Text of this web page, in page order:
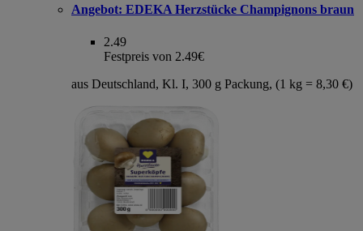
Angebot: EDEKA Herzstücke Champignons braun
2.49
Festpreis von 2.49€
aus Deutschland, Kl. I, 300 g Packung, (1 kg = 8,30 €)